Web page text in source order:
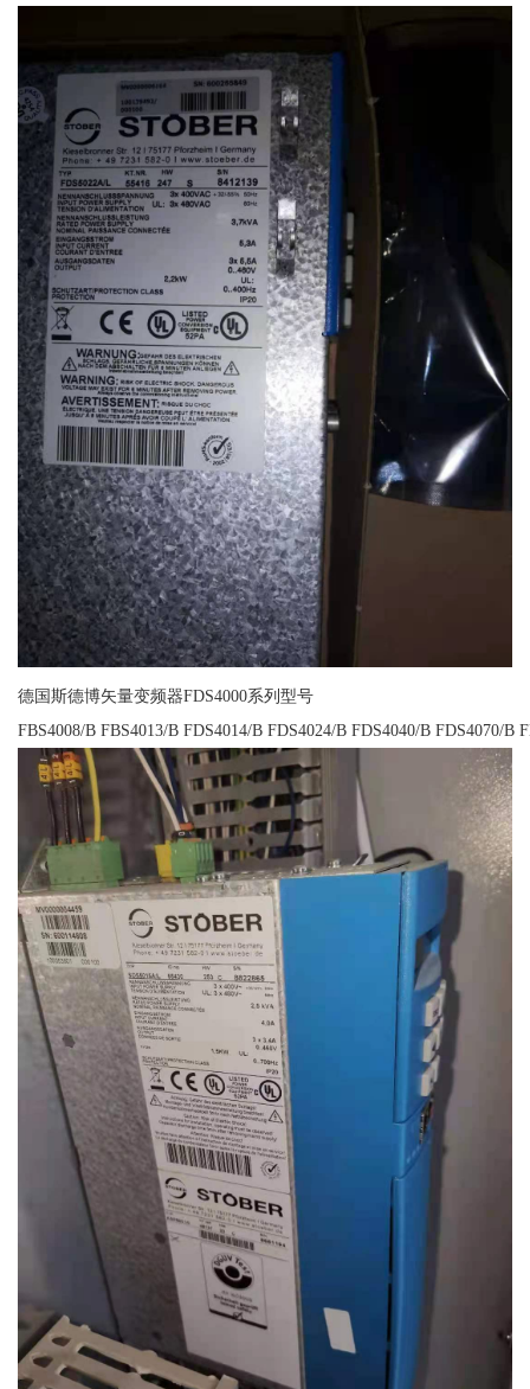
德国斯德博矢量变频器FDS4000系列型号
FBS4008/B FBS4013/B FDS4014/B FDS4024/B FDS4040/B FDS4070/B